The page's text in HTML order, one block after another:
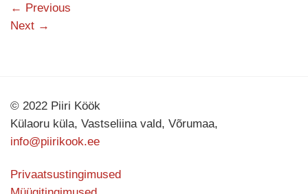
← Previous
Next →
© 2022 Piiri Köök
Külaoru küla, Vastseliina vald, Võrumaa,
info@piirikook.ee
Privaatsustingimused